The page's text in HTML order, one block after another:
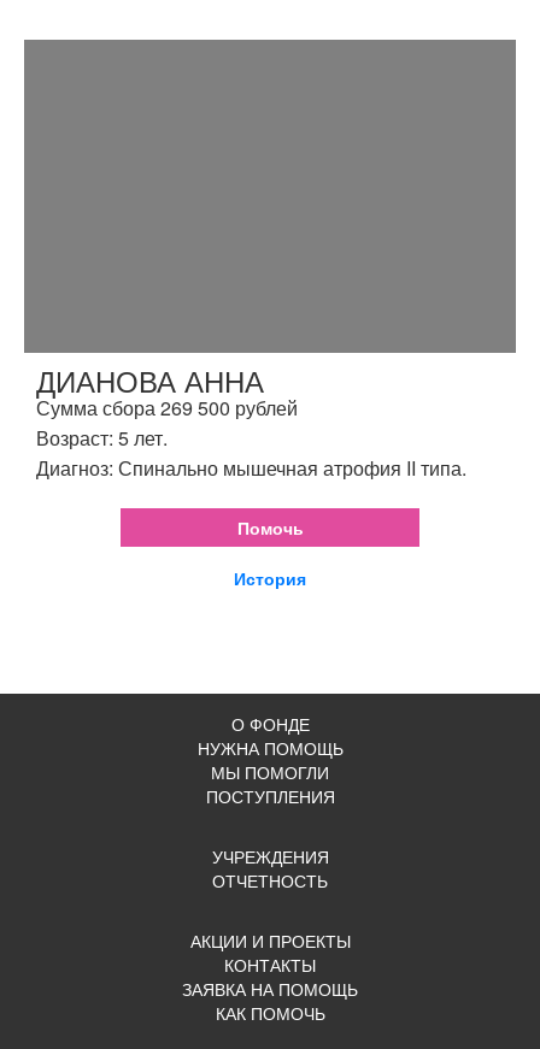
ДИАНОВА АННА
Сумма сбора 269 500 рублей
Возраст: 5 лет.
Диагноз: Спинально мышечная атрофия II типа.
Помочь
История
О ФОНДЕ
НУЖНА ПОМОЩЬ
МЫ ПОМОГЛИ
ПОСТУПЛЕНИЯ
УЧРЕЖДЕНИЯ
ОТЧЕТНОСТЬ
АКЦИИ И ПРОЕКТЫ
КОНТАКТЫ
ЗАЯВКА НА ПОМОЩЬ
КАК ПОМОЧЬ